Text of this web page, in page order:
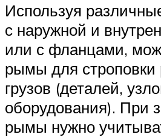
Используя
с наружной и
или с фланцами,
рымы для строповки
грузов (деталей,
оборудования). При
рымы нужно